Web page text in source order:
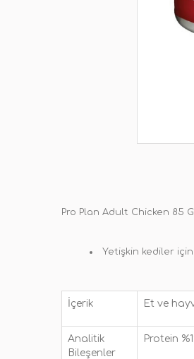
Pro Plan Adult Chicken 85
Yetişkin kediler
İçerik Et ve
Analitik
Bileşenler
Protein